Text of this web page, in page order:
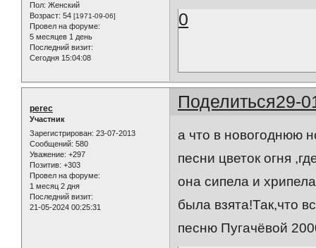
Пол: Женский
Возраст: 54 [1971-09-06]
Провел на форуме:
5 месяцев 1 день
Последний визит:
Сегодня 15:04:08
0
Поделиться29-
perec
Участник
Зарегистрирован: 23-07-2013
Сообщений: 580
Уважение: +297
Позитив: +303
Провел на форуме:
1 месяц 2 дня
Последний визит:
21-05-2024 00:25:31
а что в новогоднюю
песни цветок огня
она сипела и
была взята!Так,что
песню Пугачёвой